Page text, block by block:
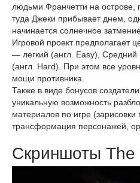
людьми Франчетти на острове,
туда Джеки прибывает днем,
начинается солнечное
Игровой проект предполагает
— легкий (англ. Easy),
(англ. Hard). При этом все
мощи противника.
Также в виде бонусов
уникальную возможность
материалов по игре (зарисовки
трансформация персонажей,
Скриншоты The